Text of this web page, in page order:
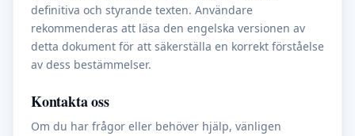
definitiva och styrande texten. Användare
rekommenderas att läsa den engelska versionen av
detta dokument för att säkerställa en korrekt förståelse
av dess bestämmelser.
Kontakta oss
Om du har frågor eller behöver hjälp, vänligen